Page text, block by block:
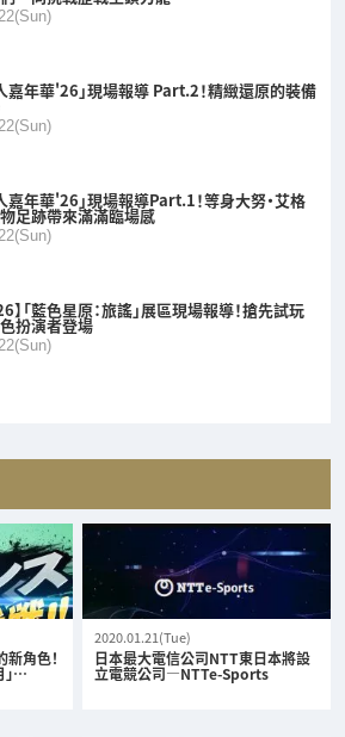
嘉年華'26」現場報導 Part.2！精緻還原的裝備
嘉年華'26」現場報導Part.1！等身大努・艾格
足跡帶來滿滿臨場感
】「藍色星原：旅謠」展區現場報導！搶先試玩
扮演者登場
角色！
」…
2020.01.21(Tue)
日本最大電信公司NTT東日本將設
立電競公司—NTTe-Sports